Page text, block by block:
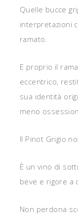
Quelle bucce
interpretazioni
ramato.
E proprio il
eccentrico,
sua identità
meno
Il Pinot Grigio
È un vino di
beve e rigore a
Non perdona